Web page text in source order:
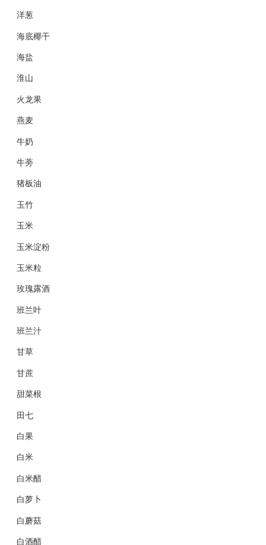
洋葱
海底椰干
海盐
淮山
火龙果
燕麦
牛奶
牛蒡
猪板油
玉竹
玉米
玉米淀粉
玉米粒
玫瑰露酒
班兰叶
班兰汁
甘草
甘蔗
甜菜根
田七
白果
白米
白米醋
白萝卜
白蘑菇
白酒醋